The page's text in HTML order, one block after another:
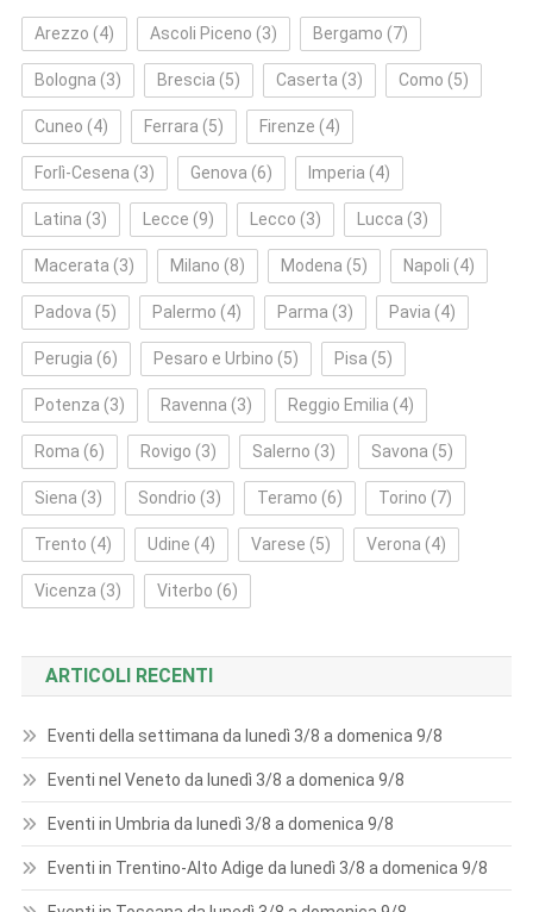
Arezzo (4) Ascoli Piceno (3) Bergamo (7)
Bologna (3) Brescia (5) Caserta (3) Como (5)
Cuneo (4) Ferrara (5) Firenze (4)
Forlì‑Cesena (3) Genova (6) Imperia (4)
Latina (3) Lecce (9) Lecco (3) Lucca (3)
Macerata (3) Milano (8) Modena (5) Napoli (4)
Padova (5) Palermo (4) Parma (3) Pavia (4)
Perugia (6) Pesaro e Urbino (5) Pisa (5)
Potenza (3) Ravenna (3) Reggio Emilia (4)
Roma (6) Rovigo (3) Salerno (3) Savona (5)
Siena (3) Sondrio (3) Teramo (6) Torino (7)
Trento (4) Udine (4) Varese (5) Verona (4)
Vicenza (3) Viterbo (6)
ARTICOLI RECENTI
Eventi della settimana da lunedì 3/8 a domenica 9/8
Eventi nel Veneto da lunedì 3/8 a domenica 9/8
Eventi in Umbria da lunedì 3/8 a domenica 9/8
Eventi in Trentino-Alto Adige da lunedì 3/8 a domenica 9/8